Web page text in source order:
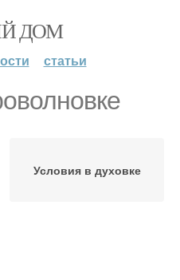
ДОМ
статьи
Условия в духовке